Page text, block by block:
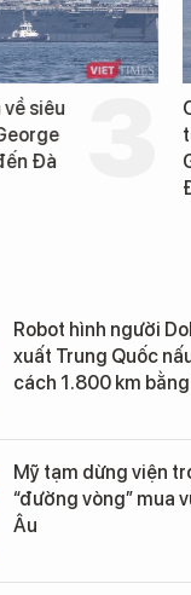
siêu
Đà
Robot hình người
xuất Trung Quốc
cách 1.800 km bằng
Mỹ tạm dừng viện
“đường vòng” mua
Âu